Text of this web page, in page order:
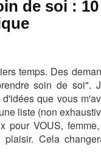
temps. Des
soin de soi".
que vous
liste (non
pour VOUS,
Cela